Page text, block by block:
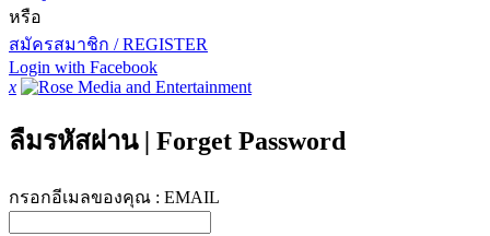
หรือ
สมัครสมาชิก / REGISTER
Login with Facebook
x
ลืมรหัสผ่าน | Forget Password
กรอกอีเมลของคุณ : EMAIL